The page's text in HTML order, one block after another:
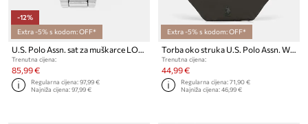
-12%
Extra -5% s kodom: OFF*
Trenutna cijena:
85,99 €
Regularna cijena:97,99 €
Najniža cijena:97,99 €
Extra -5% s kodom: OFF*
Trenutna cijena:
44,99 €
Regularna cijena:71,90 €
Najniža cijena:46,99 €